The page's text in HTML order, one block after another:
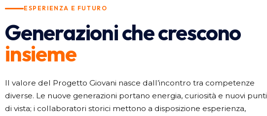
ESPERIENZA E FUTURO
Generazioni che crescono
insieme
Il valore del Progetto Giovani nasce dall’incontro tra competenze
diverse. Le nuove generazioni portano energia, curiosità e nuovi punti
di vista; i collaboratori storici mettono a disposizione esperienza,